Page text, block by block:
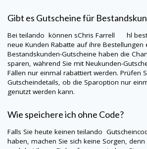
Gibt es Gutscheine für
Beiteilando können sChris Farrell hl
neue Kunden Rabatte auf ihre Bestellungen
Bestandskunden-Gutscheine haben die
sparen, während Sie mit Neukunden-
Fällen nur einmal rabattiert werden. Prüfen
Gutscheindetails, ob die Sparoption nur
genutzt werden kann.
Wie speichere ich ohne Code?
Falls Sie heute keinenteilando
haben, machen Sie sich keine Sorgen,